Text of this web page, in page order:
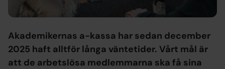
Akademikernas a-kassa har sedan december
2025 haft alltför långa väntetider. Vårt mål är
att de arbetslösa medlemmarna ska få sina